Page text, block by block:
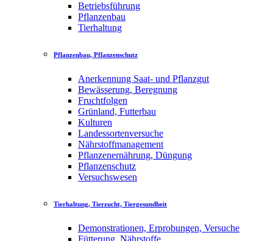
Betriebsführung
Pflanzenbau
Tierhaltung
Pflanzenbau, Pflanzenschutz
Anerkennung Saat- und Pflanzgut
Bewässerung, Beregnung
Fruchtfolgen
Grünland, Futterbau
Kulturen
Landessortenversuche
Nährstoffmanagement
Pflanzenernährung, Düngung
Pflanzenschutz
Versuchswesen
Tierhaltung, Tierzucht, Tiergesundheit
Demonstrationen, Erprobungen, Versuche
Fütterung, Nährstoffe